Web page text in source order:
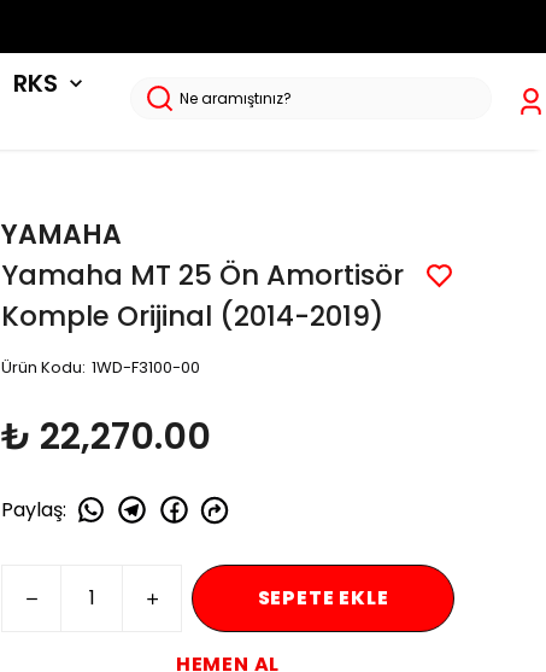
RKS
YAMAHA
Yamaha MT 25 Ön Amortisör
Komple Orijinal (2014-2019)
Ürün Kodu: 1WD-F3100-00
₺ 22,270.00
Paylaş:
SEPETE EKLE
HEMEN AL